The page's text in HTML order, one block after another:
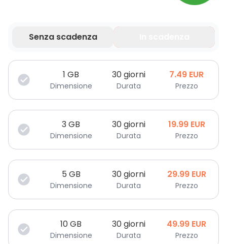
Senza scadenza
I tuoi dati sono validi per un periodo limitato.
1 GB
Dimensione
30 giorni
Durata
7.49 EUR
Prezzo
3GB
Dimensione
30 giorni
Durata
19.99 EUR
Prezzo
5 GB
Dimensione
30 giorni
Durata
29.99 EUR
Prezzo
10GB
Dimensione
30 giorni
Durata
49.99 EUR
Prezzo